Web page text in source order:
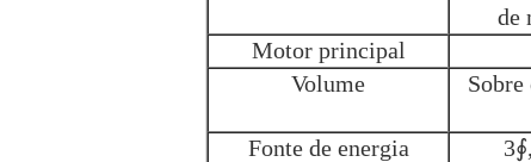
de
Motor principal
Volume
Fonte de energia